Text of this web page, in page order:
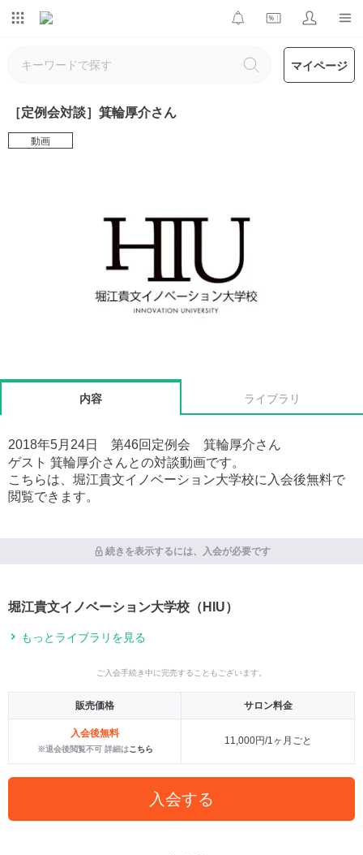
マイページ
［定例会対談］箕輪厚介さん
動画
内容 ライブラリ
2018年5月24日 第46回定例会 箕輪厚介さん
ゲスト 箕輪厚介さんとの対談動画です。
こちらは、堀江貴文イノベーション大学校に入会後無料で
閲覧できます。
続きを表示するには、入会が必要です
堀江貴文イノベーション大学校（HIU）
もっとライブラリを見る
ご入会手続き中に完売することもございます。
販売価格 サロン料金
入会後無料
※退会後閲覧不可 詳細はこちら
11,000円/1ヶ月ごと
入会する